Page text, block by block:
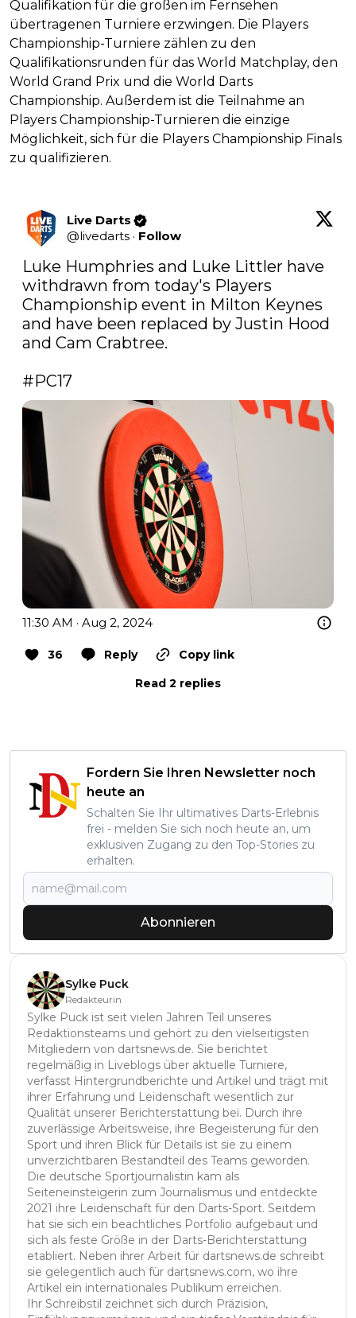
Qualifikation für die großen im Fernsehen
übertragenen Turniere erzwingen. Die Players
Championship-Turniere zählen zu den
Qualifikationsrunden für das World Matchplay, den
World Grand Prix und die World Darts
Championship. Außerdem ist die Teilnahme an
Players Championship-Turnieren die einzige
Möglichkeit, sich für die Players Championship Finals
zu qualifizieren.
Live Darts
@livedarts · Follow
Luke Humphries and Luke Littler have
withdrawn from today's Players
Championship event in Milton Keynes
and have been replaced by Justin Hood
and Cam Crabtree.
#PC17
11:30 AM · Aug 2, 2024
36 Reply
Copy link
Read 2 replies
Fordern Sie Ihren Newsletter noch
heute an
Schalten Sie Ihr ultimatives Darts-Erlebnis
frei - melden Sie sich noch heute an, um
exklusiven Zugang zu den Top-Stories zu
erhalten.
Abonnieren
Sylke Puck
Redakteurin
Sylke Puck ist seit vielen Jahren Teil unseres
Redaktionsteams und gehört zu den vielseitigsten
Mitgliedern von dartsnews.de. Sie berichtet
regelmäßig in Liveblogs über aktuelle Turniere,
verfasst Hintergrundberichte und Artikel und trägt mit
ihrer Erfahrung und Leidenschaft wesentlich zur
Qualität unserer Berichterstattung bei. Durch ihre
zuverlässige Arbeitsweise, ihre Begeisterung für den
Sport und ihren Blick für Details ist sie zu einem
unverzichtbaren Bestandteil des Teams geworden.
Die deutsche Sportjournalistin kam als
Seiteneinsteigerin zum Journalismus und entdeckte
2021 ihre Leidenschaft für den Darts-Sport. Seitdem
hat sie sich ein beachtliches Portfolio aufgebaut und
sich als feste Größe in der Darts-Berichterstattung
etabliert. Neben ihrer Arbeit für dartsnews.de schreibt
sie gelegentlich auch für dartsnews.com, wo ihre
Artikel ein internationales Publikum erreichen.
Ihr Schreibstil zeichnet sich durch Präzision,